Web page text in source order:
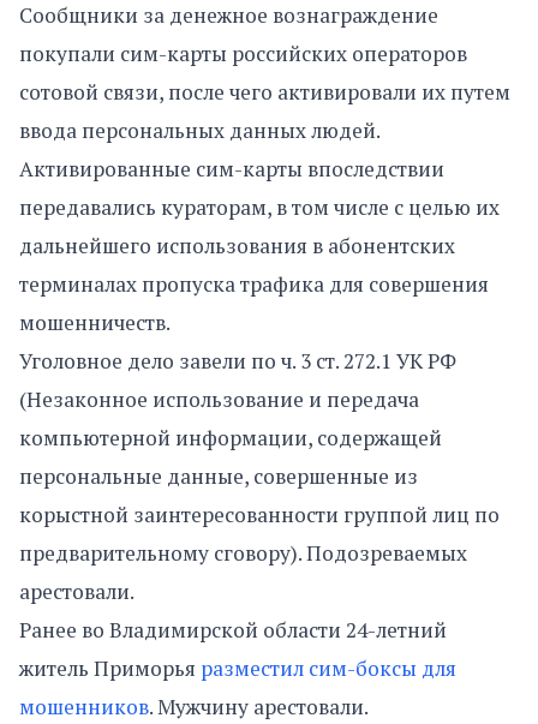
Сообщники за денежное вознаграждение
покупали сим-карты российских операторов
сотовой связи, после чего активировали их путем
ввода персональных данных людей.
Активированные сим-карты впоследствии
передавались кураторам, в том числе с целью их
дальнейшего использования в абонентских
терминалах пропуска трафика для совершения
мошенничеств.
Уголовное дело завели по ч. 3 ст. 272.1 УК РФ
(Незаконное использование и передача
компьютерной информации, содержащей
персональные данные, совершенные из
корыстной заинтересованности группой лиц по
предварительному сговору). Подозреваемых
арестовали.
Ранее во Владимирской области 24-летний
житель Приморья разместил сим-боксы для
мошенников. Мужчину арестовали.